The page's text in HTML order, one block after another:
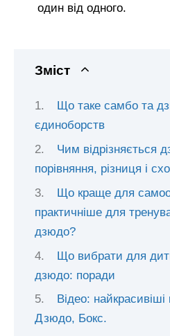
один від одного.
Зміст
Що таке самбо та
єдиноборств
Чим відрізняється
порівняння, різниця і
Що краще для
практичніше для
дзюдо?
Що вибрати для
дзюдо: поради
Відео:
Дзюдо, Бокс.